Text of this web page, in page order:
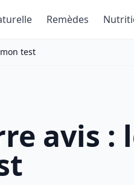
Remèdes
test
avis :